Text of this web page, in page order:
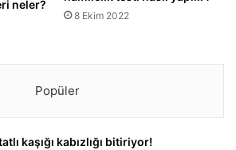
neler?
8 Ekim 2022
Popüler
kaşığı kabızlığı bitiriyor!